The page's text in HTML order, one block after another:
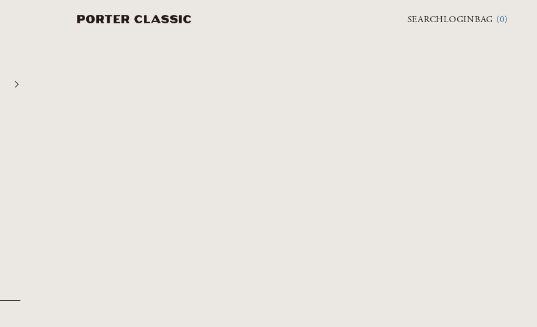
PORTER CLASSIC 検索を開く
SEARCHアカウントページに
LOGINカートを開く
BAG (0)